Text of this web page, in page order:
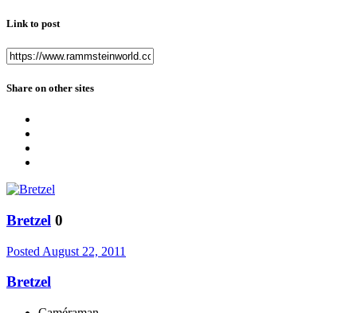
Link to post
Share on other sites
Bretzel 0
Posted August 22, 2011
Bretzel